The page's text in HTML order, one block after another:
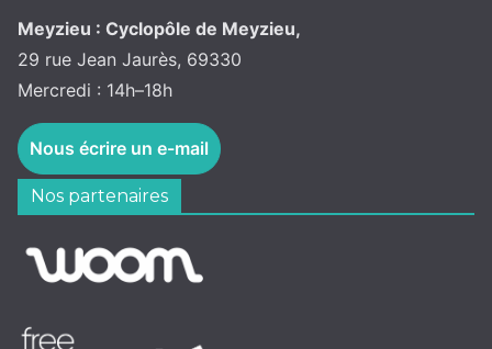
Meyzieu : Cyclopôle de Meyzieu,
29 rue Jean Jaurès, 69330
Mercredi : 14h–18h
Nous écrire un e-mail
Nos partenaires